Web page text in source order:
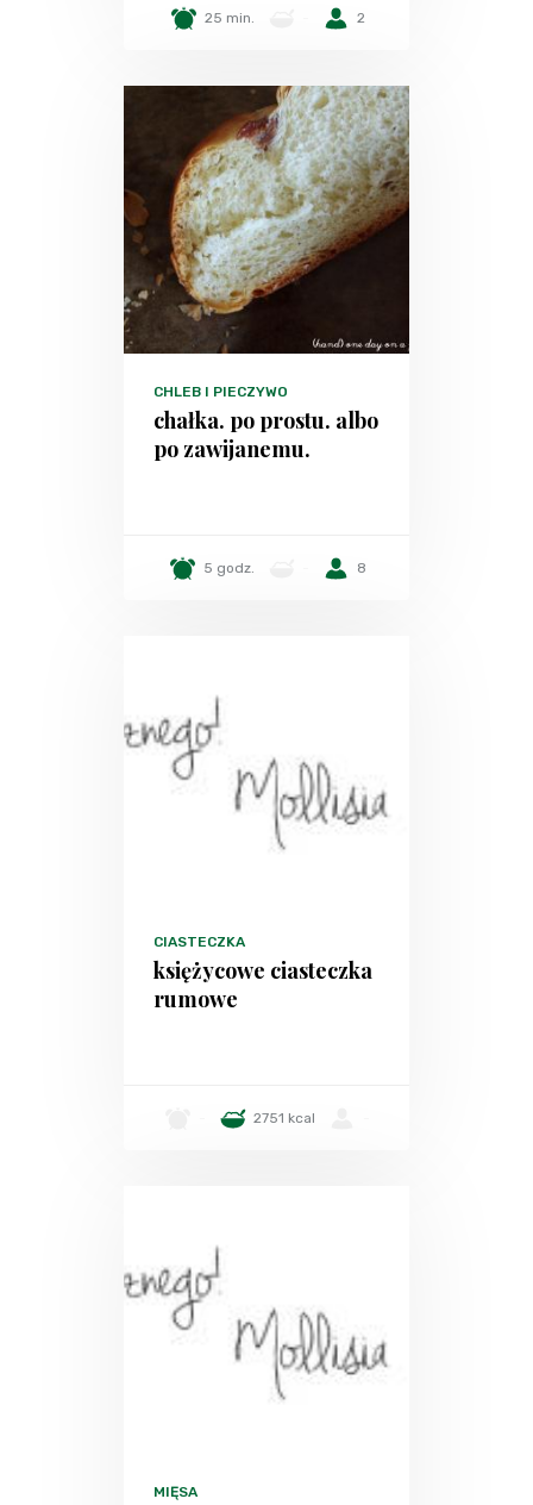
25 min. 2
CHLEB I PIECZYWO
chałka. po prostu. albo
po zawijanemu.
5 godz. 8
CIASTECZKA
księżycowe ciasteczka
rumowe
2751 kcal
MIĘSA